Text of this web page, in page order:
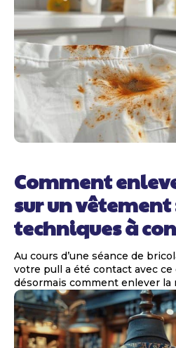
Comment
sur un vêtement
techniques à
Au cours d’une séance de
votre pull a été contact avec ce
désormais comment enlever la